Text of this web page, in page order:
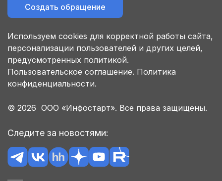
Создать обращение
Используем cookies для корректной работы сайта,
персонализации пользователей и других целей,
предусмотренных политикой.
Пользовательское соглашение. Политика
конфиденциальности.
© 2026 ООО «Инфостарт». Все права защищены.
Следите за новостями: